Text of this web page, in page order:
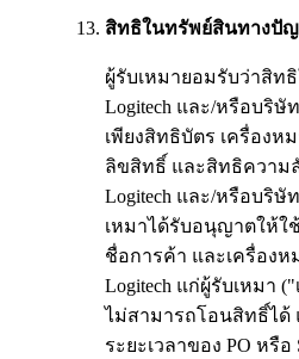
สิทธิในทรัพย์สินทางปั
ผู้รับเหมายอมรับว่าสิ
Logitech และ/หรือบริษั
เพียงสิทธิบัตร เครื่องห
ลิขสิทธิ์ และสิทธิความ
Logitech และ/หรือบริษั
เหมาได้รับอนุญาตให้ใ
ชื่อการค้า และเครื่อง
Logitech แก่ผู้รับเหมา
ไม่สามารถโอนสิทธิ์ได้
ระยะเวลาของ PO หรือ